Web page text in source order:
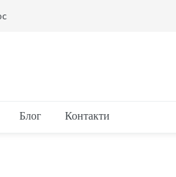
Блог Контакти